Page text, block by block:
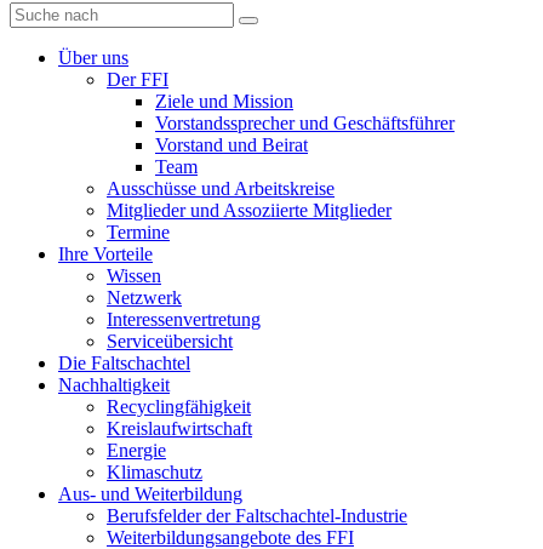
Diese
Website
durchsuchen
Über uns
Der FFI
Ziele und Mission
Vorstandssprecher und Geschäftsführer
Vorstand und Beirat
Team
Ausschüsse und Arbeitskreise
Mitglieder und Assoziierte Mitglieder
Termine
Ihre Vorteile
Wissen
Netzwerk
Interessenvertretung
Serviceübersicht
Die Faltschachtel
Nachhaltigkeit
Recyclingfähigkeit
Kreislaufwirtschaft
Energie
Klimaschutz
Aus- und Weiterbildung
Berufsfelder der Faltschachtel-Industrie
Weiterbildungsangebote des FFI